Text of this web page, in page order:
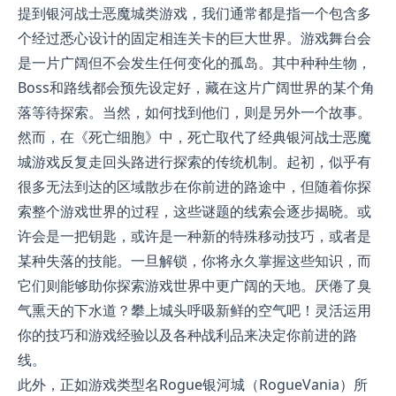
提到银河战士恶魔城类游戏，我们通常都是指一个包含多
个经过悉心设计的固定相连关卡的巨大世界。游戏舞台会
是一片广阔但不会发生任何变化的孤岛。其中种种生物，
Boss和路线都会预先设定好，藏在这片广阔世界的某个角
落等待探索。当然，如何找到他们，则是另外一个故事。
然而，在《死亡细胞》中，死亡取代了经典银河战士恶魔
城游戏反复走回头路进行探索的传统机制。起初，似乎有
很多无法到达的区域散步在你前进的路途中，但随着你探
索整个游戏世界的过程，这些谜题的线索会逐步揭晓。或
许会是一把钥匙，或许是一种新的特殊移动技巧，或者是
某种失落的技能。一旦解锁，你将永久掌握这些知识，而
它们则能够助你探索游戏世界中更广阔的天地。厌倦了臭
气熏天的下水道？攀上城头呼吸新鲜的空气吧！灵活运用
你的技巧和游戏经验以及各种战利品来决定你前进的路
线。
此外，正如游戏类型名Rogue银河城（RogueVania）所